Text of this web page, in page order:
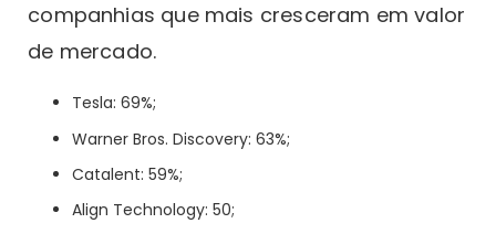
companhias que mais cresceram em valor
de mercado.
Tesla: 69%;
Warner Bros. Discovery: 63%;
Catalent: 59%;
Align Technology: 50;